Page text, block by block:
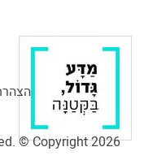
© Copyright 2026